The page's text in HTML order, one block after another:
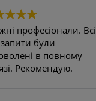
професіонали. Всі
були
в повному
Рекомендую.